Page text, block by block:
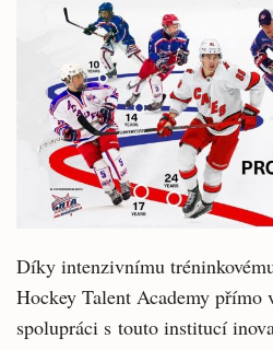
Díky intenzivnímu
Hockey Talent Academy přímo
spolupráci s touto institucí